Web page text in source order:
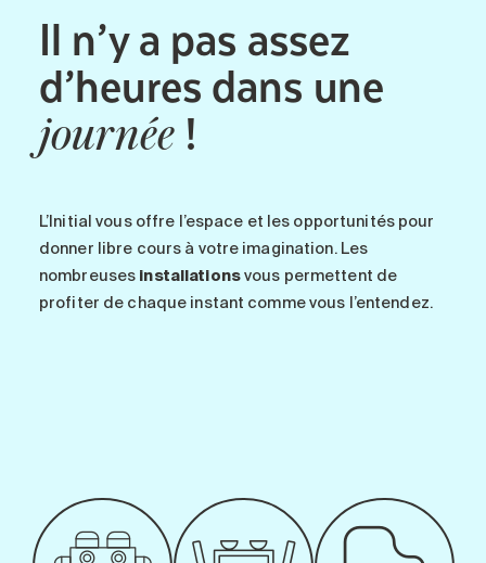
Il n’y a pas assez
d’heures dans une
journée!
L’Initial vous offre l’espace et les opportunités pour
donner libre cours à votre imagination. Les
nombreuses installationsvous permettent de
profiter de chaque instant comme vous l’entendez.